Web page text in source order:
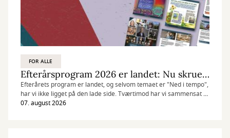
FOR ALLE
Efterårsprogram 2026 er landet: Nu skruer vi ned for tempoet
Efterårets program er landet, og selvom temaet er "Ned i tempo",
har vi ikke ligget på den lade side. Tværtimod har vi sammensat et
program fyldt med oplevelser, der giver plads til fordybelse,
07. august 2026